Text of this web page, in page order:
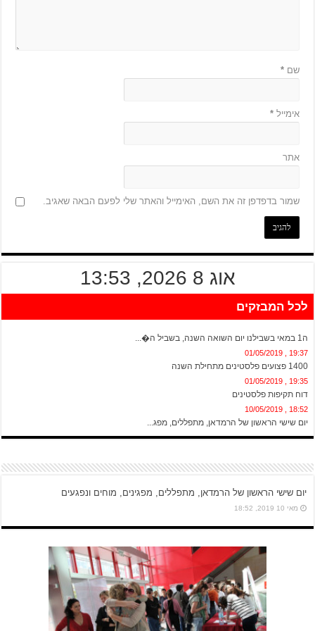
שם*
אימייל*
אתר
שמור בדפדפן זה את השם, האימייל והאתר שלי לפעם הבאה שאגיב.
אוג 8 2026, 13:53
לכל המבזקים
ה1 במאי בשבילנו יום השואה השנה, בשביל ה�...
19:37 , 01/05/2019
1400 פצועים פלסטינים מתחילת השנה
19:35 , 01/05/2019
דוח תקיפות פלסטינים
18:52 , 10/05/2019
יום שישי הראשון של הרמדאן, מתפללים, מפג...
יום שישי הראשון של הרמדאן, מתפללים, מפגינים, מוחים ונפגעים
מאי 10 2019, 18:52